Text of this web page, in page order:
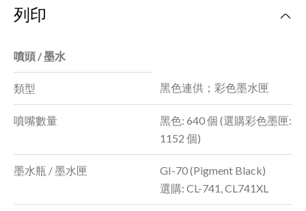
型錄下載
列印
噴頭 / 墨水
類型 黑色連供；彩色墨水匣
噴嘴數量
黑色: 640 個 (選購彩色墨匣:
1152 個)
墨水瓶 / 墨水匣
GI-70 (Pigment Black)
選購: CL-741, CL741XL